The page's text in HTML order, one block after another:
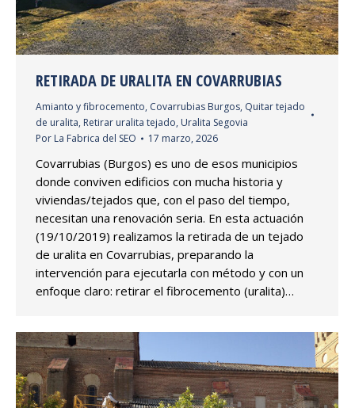
RETIRADA DE URALITA EN COVARRUBIAS
Amianto y fibrocemento, Covarrubias Burgos, Quitar tejado
de uralita, Retirar uralita tejado, Uralita Segovia
Por La Fabrica del SEO 17 marzo, 2026
Covarrubias (Burgos) es uno de esos municipios
donde conviven edificios con mucha historia y
viviendas/tejados que, con el paso del tiempo,
necesitan una renovación seria. En esta actuación
(19/10/2019) realizamos la retirada de un tejado
de uralita en Covarrubias, preparando la
intervención para ejecutarla con método y con un
enfoque claro: retirar el fibrocemento (uralita)…